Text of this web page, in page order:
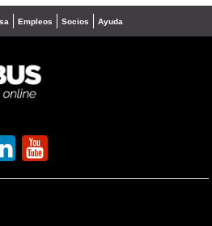
Empleos Socios Ayuda